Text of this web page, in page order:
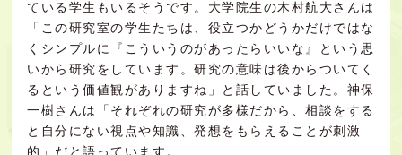
ている学生もいるそうです。大学院生の木村航大さんは
「この研究室の学生たちは、役立つかどうかだけではな
くシンプルに『こういうのがあったらいいな』という思
いから研究をしています。研究の意味は後からついてく
るという価値観がありますね」と話していました。神保
一樹さんは「それぞれの研究が多様だから、相談をする
と自分にない視点や知識、発想をもらえることが刺激
的」だと語っています。